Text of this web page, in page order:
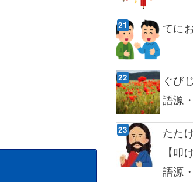
てに
ぐび
語源
たた
【叩
語源